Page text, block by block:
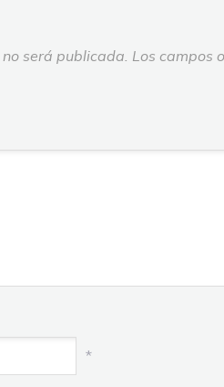
será publicada. Los campos
*